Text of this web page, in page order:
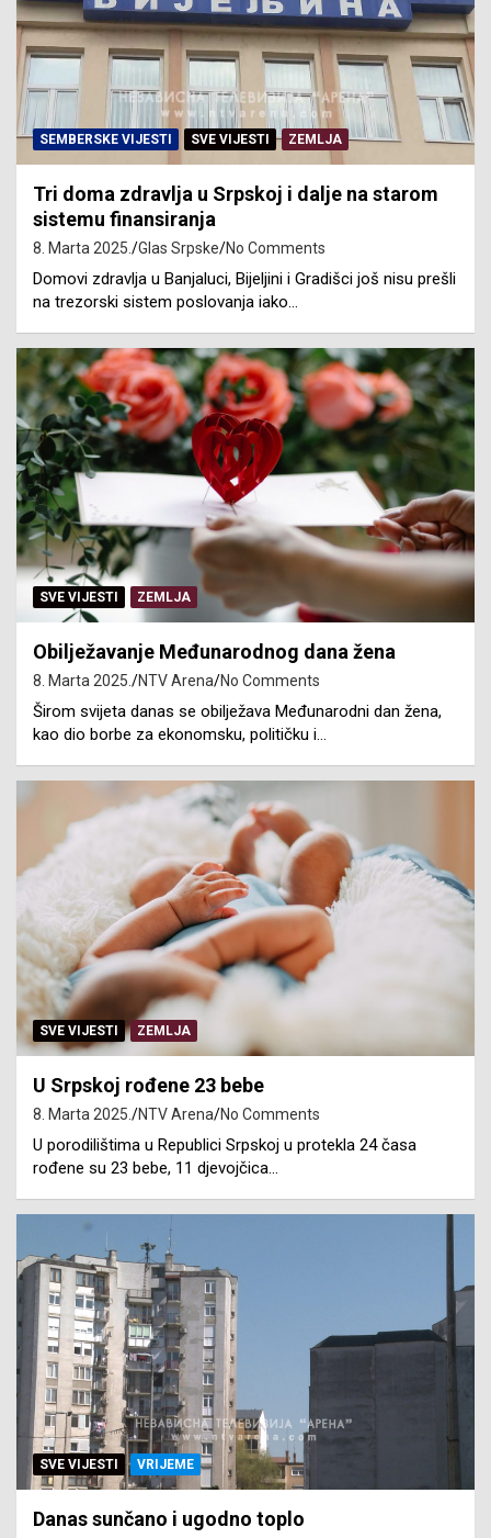
SEMBERSKE VIJESTI SVE VIJESTI ZEMLJA
Tri doma zdravlja u Srpskoj i dalje na starom
sistemu finansiranja
8. Marta 2025. Glas Srpske No Comments
Domovi zdravlja u Banjaluci, Bijeljini i Gradišci još nisu prešli
na trezorski sistem poslovanja iako…
SVE VIJESTI ZEMLJA
Obilježavanje Međunarodnog dana žena
8. Marta 2025. NTV Arena No Comments
Širom svijeta danas se obilježava Međunarodni dan žena,
kao dio borbe za ekonomsku, političku i…
SVE VIJESTI ZEMLJA
U Srpskoj rođene 23 bebe
8. Marta 2025. NTV Arena No Comments
U porodilištima u Republici Srpskoj u protekla 24 časa
rođene su 23 bebe, 11 djevojčica…
SVE VIJESTI VRIJEME
Danas sunčano i ugodno toplo